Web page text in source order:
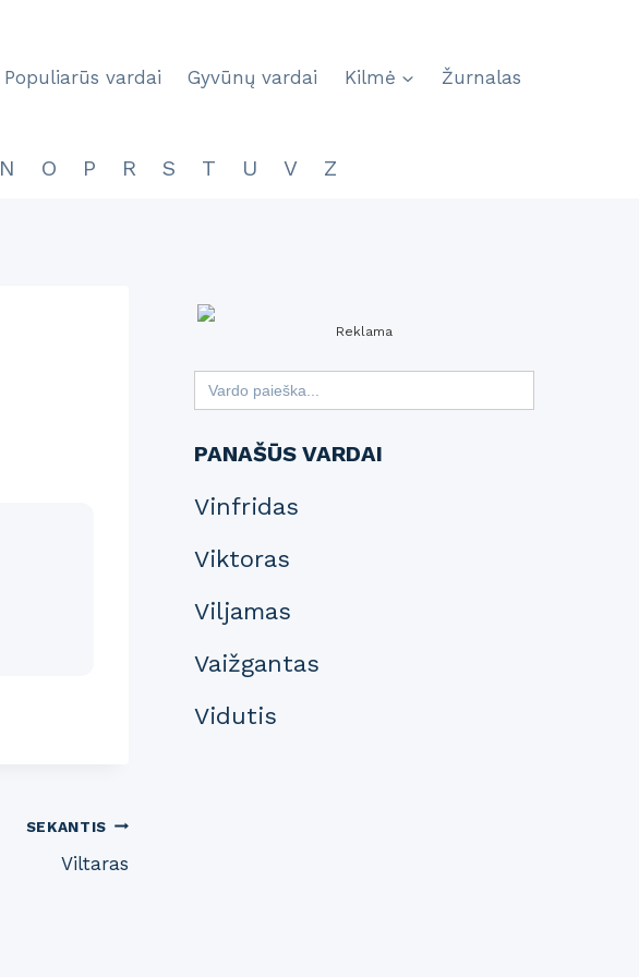
Populiarūs vardai Gyvūnų vardai Kilmė Žurnalas
N O P R S T U V Z
SEKANTIS
Viltaras
Reklama
Search
for:
PANAŠŪS VARDAI
Vinfridas
Viktoras
Viljamas
Vaižgantas
Vidutis